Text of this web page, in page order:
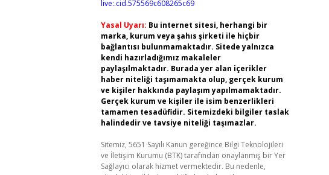
live:.cid.575569c608265c69
Yasal Uyarı: Bu internet sitesi, herhangi bir
marka, kurum veya şahıs şirketi ile hiçbir
bağlantısı bulunmamaktadır. Sitede yalnızca
kendi hazırladığımız makaleler
paylaşılmaktadır. Burada yer alan içerikler
haber niteliği taşımamakta olup, gerçek kurum
ve kişiler hakkında paylaşım yapılmamaktadır.
Gerçek kurum ve kişiler ile isim benzerlikleri
tamamen tesadüfidir. Sitemizdeki bilgiler taslak
halindedir ve tavsiye niteliği taşımazlar.
Sitemiz, 5651 Sayılı Kanun gereğince Bilgi Teknolojileri
ve İletişim Kurumu (BTK) tarafından onaylanmış bir Yer
Sağlayıcı olarak hizmet vermektedir. Bu nedenle,